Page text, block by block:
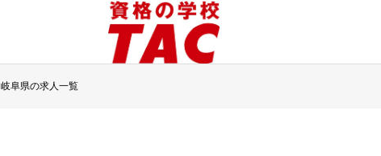
岐阜県の求人一覧